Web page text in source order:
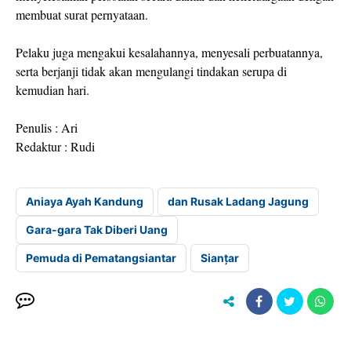
membuat surat pernyataan.
Pelaku juga mengakui kesalahannya, menyesali perbuatannya,
serta berjanji tidak akan mengulangi tindakan serupa di
kemudian hari.
Penulis : Ari
Redaktur : Rudi
Aniaya Ayah Kandung dan Rusak Ladang Jagung
Gara-gara Tak Diberi Uang
Pemuda di Pematangsiantar Sianțar